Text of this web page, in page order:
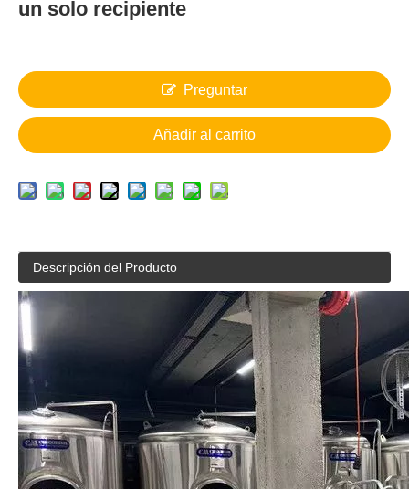
un solo recipiente
Preguntar
Añadir al carrito
Descripción del Producto